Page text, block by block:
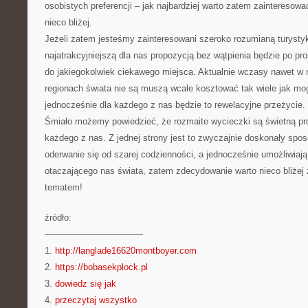
osobistych preferencji – jak najbardziej warto zatem
nieco bliżej.
Jeżeli zatem jesteśmy zainteresowani szeroko rozumianą
najatrakcyjniejszą dla nas propozycją bez wątpienia będzie po
do jakiegokolwiek ciekawego miejsca. Aktualnie wczasy nawet w
regionach świata nie są muszą wcale kosztować tak wiele jak
jednocześnie dla każdego z nas będzie to rewelacyjne przeżycie.
Śmiało możemy powiedzieć, że rozmaite wycieczki są świetną
każdego z nas. Z jednej strony jest to zwyczajnie doskonały
oderwanie się od szarej codzienności, a jednocześnie
otaczającego nas świata, zatem zdecydowanie warto nieco bliżej
tematem!
źródło:
———————————
1. http://langlade16620montboyer.com
2. https://bobasekplock.pl
3. dowiedz się jak
4. przeczytaj wszystko